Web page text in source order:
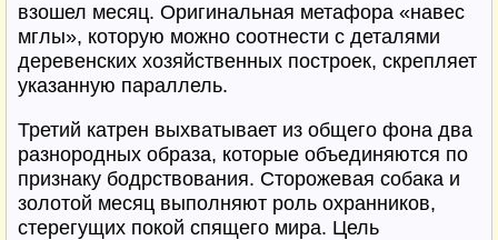
взошел месяц. Оригинальная метафора «навес
мглы», которую можно соотнести с деталями
деревенских хозяйственных построек, скрепляет
указанную параллель.
Третий катрен выхватывает из общего фона два
разнородных образа, которые объединяются по
признаку бодрствования. Сторожевая собака и
золотой месяц выполняют роль охранников,
стерегущих покой спящего мира. Цель